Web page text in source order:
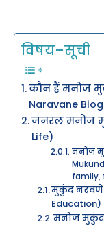
विषय–सूची
कौन हैं मनोज
Naravane
जनरल मनोज
Life)
मनोज
family,
मुकुंद नरवणे
Education)
मनोज मुकुंद